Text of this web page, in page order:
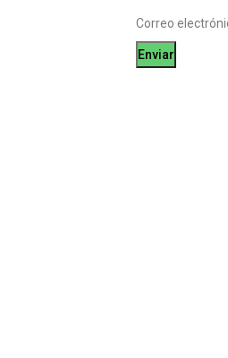
Correo
Enviar